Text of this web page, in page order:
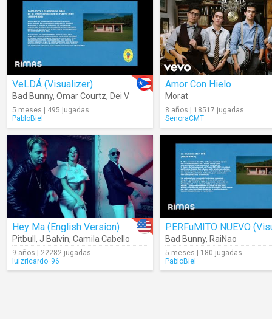
VeLDÁ (Visualizer)
Bad Bunny, Omar Courtz, Dei V
5 meses | 495 jugadas
PabloBiel
Amor Con Hielo
Morat
8 años | 18517 jugadas
SenoraCMT
Hey Ma (English Version)
Pitbull , J Balvin, Camila Cabello
9 años | 22282 jugadas
luizricardo_96
Bad Bunny, RaiNao
5 meses | 180 jugadas
PabloBiel